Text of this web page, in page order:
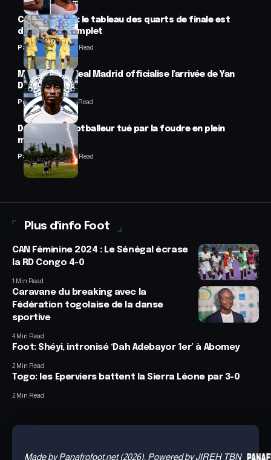
CAN féminine : le tableau des quarts de finale est
désormais complet
Panafrofoot2 Min Read
Mercato : Le Real Madrid officialise l’arrivée de Yan
Diomandé
Panafrofoot1 Min Read
Drame : un footballeur tué par la foudre en plein
match
Panafrofoot2 Min Read
Plus d'info Foot
CAN Féminine 2024 : Le Sénégal écrase
la RD Congo 4-0
1 Min Read
Caravane du breaking avec la
Fédération togolaise de la danse
sportive
4 Min Read
Foot: Shéyi, intronisé ‘Dah Adebayor 1er’ à Abomey
2 Min Read
Togo: les Eperviers battent la Sierra Léone par 3-0
2 Min Read
Made by Panafrofoot.net (2026). Powered by JIREH TBN